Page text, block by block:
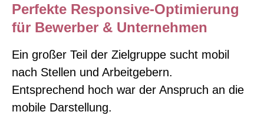
Perfekte Responsive-Optimierung
für Bewerber & Unternehmen
Ein großer Teil der Zielgruppe sucht mobil
nach Stellen und Arbeitgebern.
Entsprechend hoch war der Anspruch an die
mobile Darstellung.